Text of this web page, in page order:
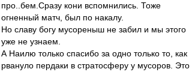
про..бем.Сразу кони вспомнились. Тоже
огненный матч, был по накалу.
Но славу богу мусореныш не забил и мы этого
уже не узнаем.
А Наилю только спасибо за одно только то, как
рвануло пердаки в стратосферу у мусоров. Это